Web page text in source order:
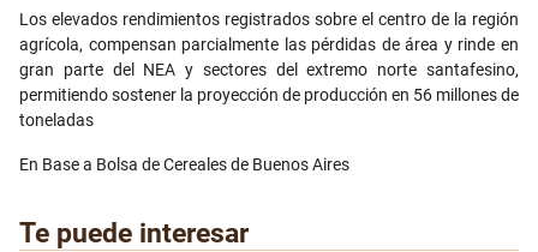
Los elevados rendimientos registrados sobre el centro de la región
agrícola, compensan parcialmente las pérdidas de área y rinde en
gran parte del NEA y sectores del extremo norte santafesino,
permitiendo sostener la proyección de producción en 56 millones de
toneladas
En Base a Bolsa de Cereales de Buenos Aires
Te puede interesar